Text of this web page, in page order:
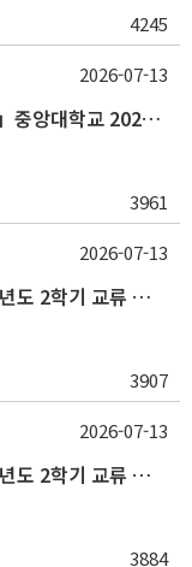
4245
「혁신융합대학사업 차세대반도체 분야」중앙대학교 2026학년도 2학기 교류 수학 안내
3961
2026-07-13
「에너지신산업 혁신융합대학」2026학년도 2학기 교류 수학 안내 (부산대)
3907
2026-07-13
「에너지신산업 혁신융합대학」2026학년도 2학기 교류 수학 안내 (고려대)
3884
2026-07-13